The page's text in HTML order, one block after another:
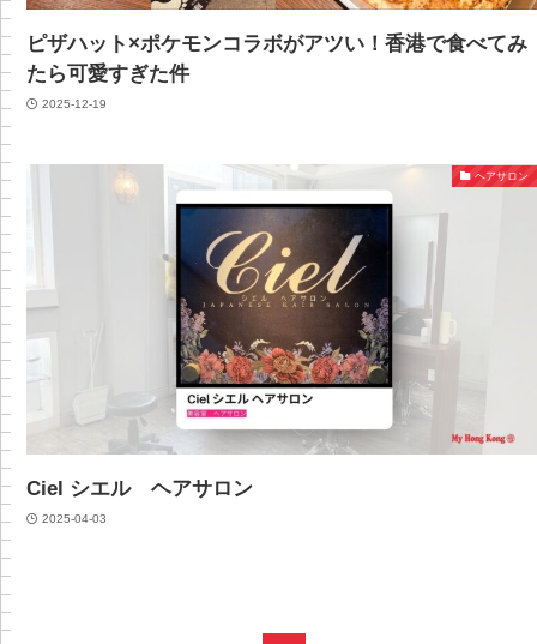
ピザハット×ポケモンコラボがアツい！香港で食べてみ
たら可愛すぎた件
2025-12-19
ヘアサロン
Ciel シエル ヘアサロン
2025-04-03